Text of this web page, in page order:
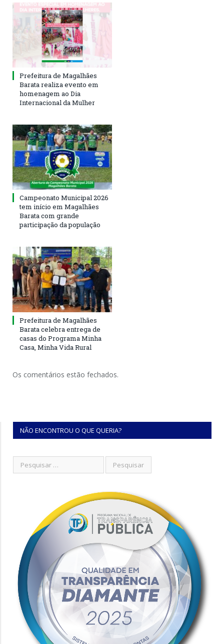
Prefeitura de Magalhães
Barata realiza evento em
homenagem ao Dia
Internacional da Mulher
Campeonato Municipal 2026
tem início em Magalhães
Barata com grande
participação da população
Prefeitura de Magalhães
Barata celebra entrega de
casas do Programa Minha
Casa, Minha Vida Rural
Os comentários estão fechados.
NÃO ENCONTROU O QUE QUERIA?